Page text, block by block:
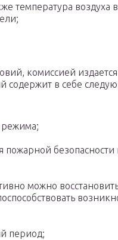
температура воздуха
комиссией издается
содержит в себе
режима;
безопасности
можно
период;